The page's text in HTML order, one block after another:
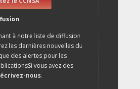
à notre liste de diffusion
les dernières nouvelles du
des alertes pour les
vous avez des
écrivez-nous.